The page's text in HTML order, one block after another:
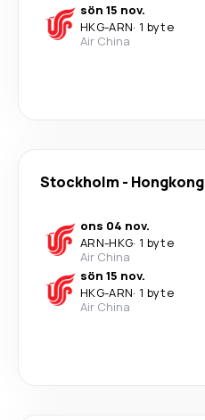
sön 15 nov.
HKG-ARN· 1 byte
Air China
Stockholm - Hongkong
ons 04 nov.
ARN-HKG· 1 byte
Air China
sön 15 nov.
HKG-ARN· 1 byte
Air China